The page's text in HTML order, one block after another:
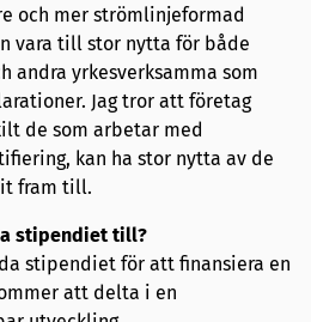
och mer strömlinjeformad
vara till stor nytta för både
andra yrkesverksamma som
Jag tror att företag
de som arbetar med
kan ha stor nytta av de
fram till.
stipendiet till?
stipendiet för att finansiera en
att delta i en